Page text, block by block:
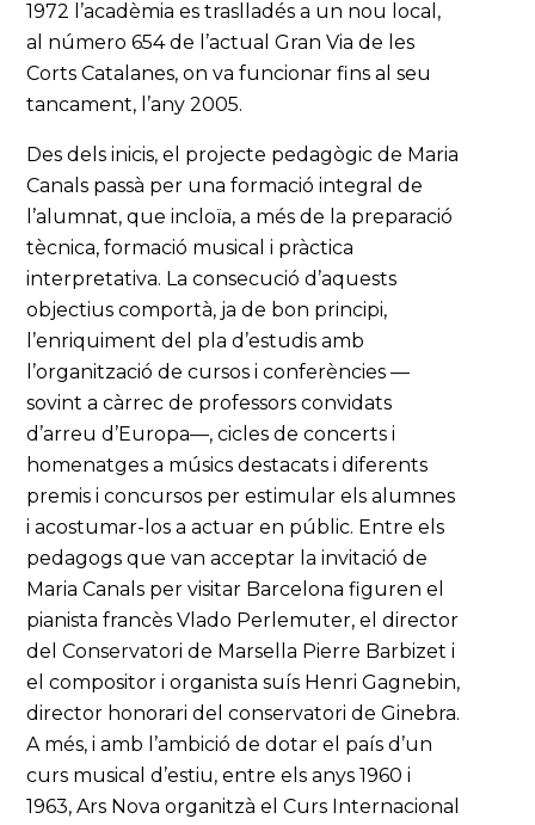
1972 l’acadèmia es traslladés a un nou local,
al número 654 de l’actual Gran Via de les
Corts Catalanes, on va funcionar fins al seu
tancament, l’any 2005.
Des dels inicis, el projecte pedagògic de Maria
Canals passà per una formació integral de
l’alumnat, que incloïa, a més de la preparació
tècnica, formació musical i pràctica
interpretativa. La consecució d’aquests
objectius comportà, ja de bon principi,
l’enriquiment del pla d’estudis amb
l’organització de cursos i conferències —
sovint a càrrec de professors convidats
d’arreu d’Europa—, cicles de concerts i
homenatges a músics destacats i diferents
premis i concursos per estimular els alumnes
i acostumar-los a actuar en públic. Entre els
pedagogs que van acceptar la invitació de
Maria Canals per visitar Barcelona figuren el
pianista francès Vlado Perlemuter, el director
del Conservatori de Marsella Pierre Barbizet i
el compositor i organista suís Henri Gagnebin,
director honorari del conservatori de Ginebra.
A més, i amb l’ambició de dotar el país d’un
curs musical d’estiu, entre els anys 1960 i
1963, Ars Nova organitzà el Curs Internacional